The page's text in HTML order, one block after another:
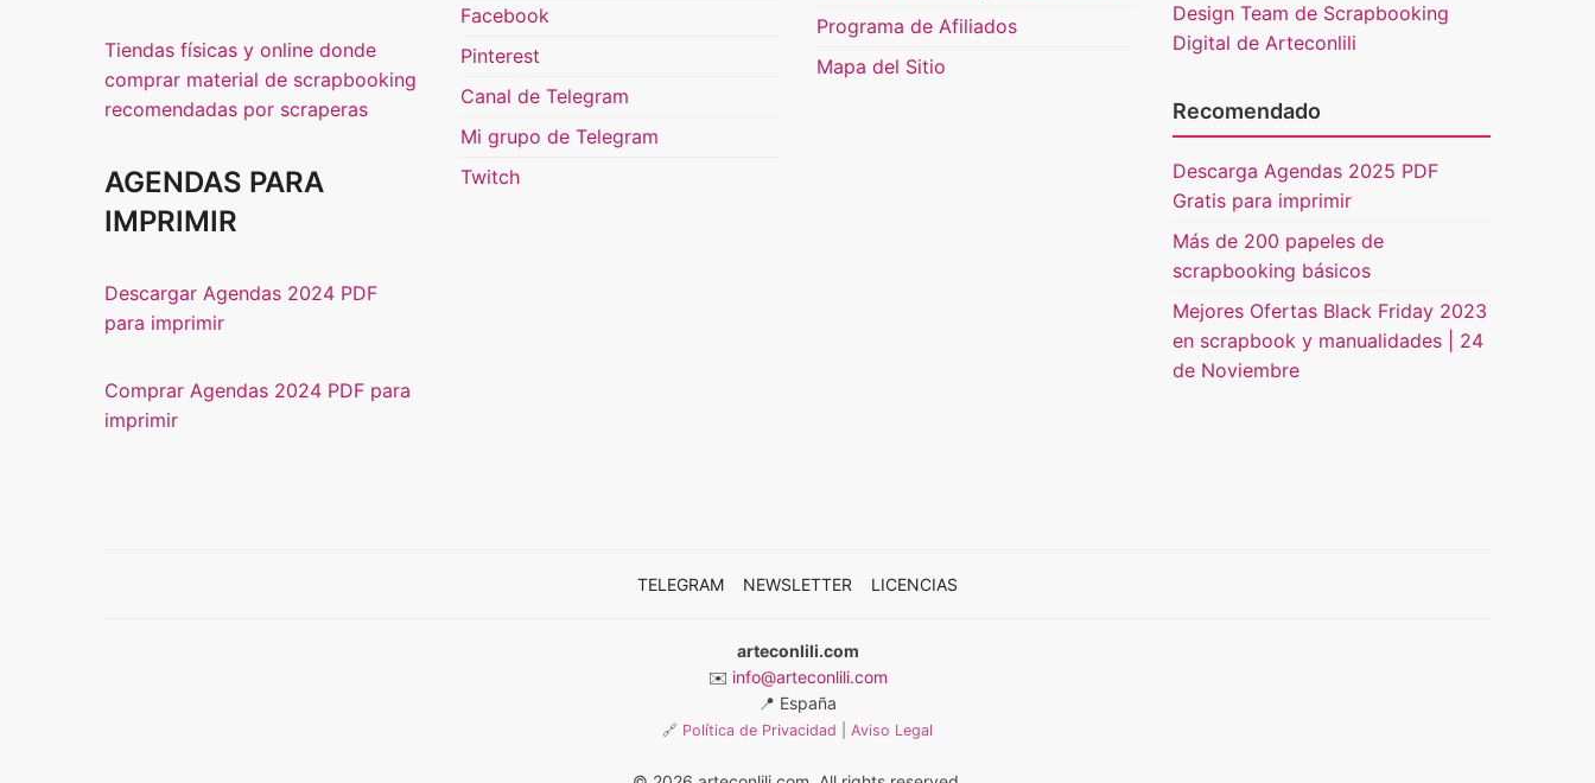
Tiendas físicas y online donde
comprar material de scrapbooking
recomendadas por scraperas
AGENDAS PARA
IMPRIMIR
Descargar Agendas 2024 PDF
para imprimir
Comprar Agendas 2024 PDF para
imprimir
Facebook
Pinterest
Canal de Telegram
Mi grupo de Telegram
Twitch
Programa de Afiliados
Mapa del Sitio
Design Team de Scrapbooking
Digital de Arteconlili
Recomendado
Descarga Agendas 2025 PDF
Gratis para imprimir
Más de 200 papeles de
scrapbooking básicos
Mejores Ofertas Black Friday 2023
en scrapbook y manualidades | 24
de Noviembre
TELEGRAM NEWSLETTER LICENCIAS
arteconlili.com
✉️ info@arteconlili.com
📍 España
🔗 Política de Privacidad Aviso Legal